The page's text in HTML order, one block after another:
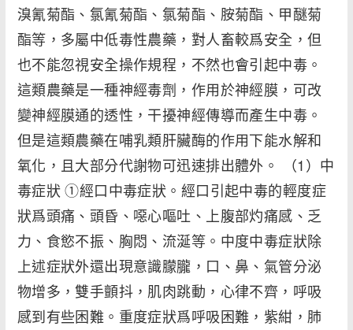
溴氰菊酯、氯氰菊酯、氯菊酯、胺菊酯、甲醚菊
酯等，多屬中低毒性農藥，對人畜較爲安全，但
也不能忽視安全操作規程，不然也會引起中毒。
這類農藥是一種神經毒劑，作用於神經膜，可改
變神經膜通的透性，干擾神經傳導而產生中毒。
但是這類農藥在哺乳類肝臟酶的作用下能水解和
氧化，且大部分代謝物可迅速排出體外。 （1）中
毒症狀 ①經口中毒症狀。經口引起中毒的輕度症
狀爲頭痛、頭昏、噁心嘔吐、上腹部灼痛感、乏
力、食慾不振、胸悶、流涎等。中度中毒症狀除
上述症狀外還出現意識朦朧，口、鼻、氣管分泌
物增多，雙手顫抖，肌肉跳動，心律不齊，呼吸
感到有些困難。重度症狀爲呼吸困難，紫紺，肺